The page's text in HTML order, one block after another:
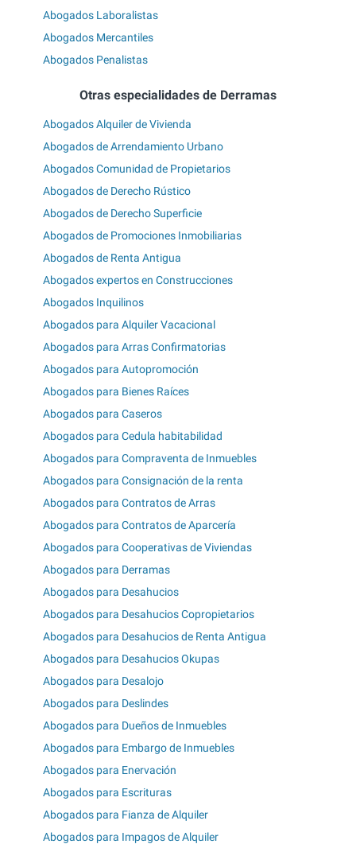
Abogados Laboralistas
Abogados Mercantiles
Abogados Penalistas
Otras especialidades de Derramas
Abogados Alquiler de Vivienda
Abogados de Arrendamiento Urbano
Abogados Comunidad de Propietarios
Abogados de Derecho Rústico
Abogados de Derecho Superficie
Abogados de Promociones Inmobiliarias
Abogados de Renta Antigua
Abogados expertos en Construcciones
Abogados Inquilinos
Abogados para Alquiler Vacacional
Abogados para Arras Confirmatorias
Abogados para Autopromoción
Abogados para Bienes Raíces
Abogados para Caseros
Abogados para Cedula habitabilidad
Abogados para Compraventa de Inmuebles
Abogados para Consignación de la renta
Abogados para Contratos de Arras
Abogados para Contratos de Aparcería
Abogados para Cooperativas de Viviendas
Abogados para Derramas
Abogados para Desahucios
Abogados para Desahucios Copropietarios
Abogados para Desahucios de Renta Antigua
Abogados para Desahucios Okupas
Abogados para Desalojo
Abogados para Deslindes
Abogados para Dueños de Inmuebles
Abogados para Embargo de Inmuebles
Abogados para Enervación
Abogados para Escrituras
Abogados para Fianza de Alquiler
Abogados para Impagos de Alquiler